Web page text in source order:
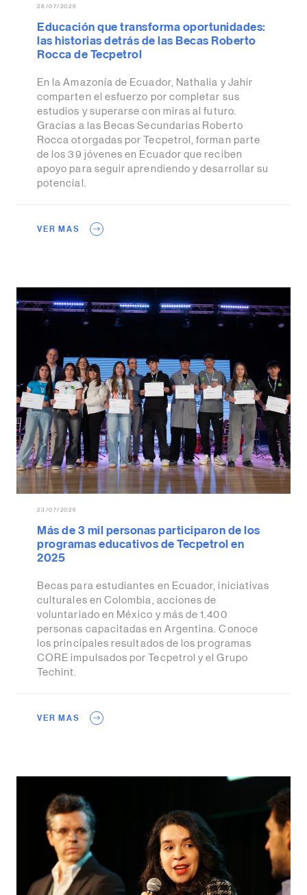
28/07/2026
Educación que transforma oportunidades:
las historias detrás de las Becas Roberto
Rocca de Tecpetrol
En la Amazonía de Ecuador, Nathalia y Jahir
comparten el esfuerzo por completar sus
estudios y superarse con miras al futuro.
Gracias a las Becas Secundarias Roberto
Rocca otorgadas por Tecpetrol, forman parte
de los 39 jóvenes en Ecuador que reciben
apoyo para seguir aprendiendo y desarrollar su
potencial.
VER MAS
23/07/2026
Más de 3 mil personas participaron de los
programas educativos de Tecpetrol en
2025
Becas para estudiantes en Ecuador, iniciativas
culturales en Colombia, acciones de
voluntariado en México y más de 1.400
personas capacitadas en Argentina. Conoce
los principales resultados de los programas
CORE impulsados por Tecpetrol y el Grupo
Techint.
VER MAS